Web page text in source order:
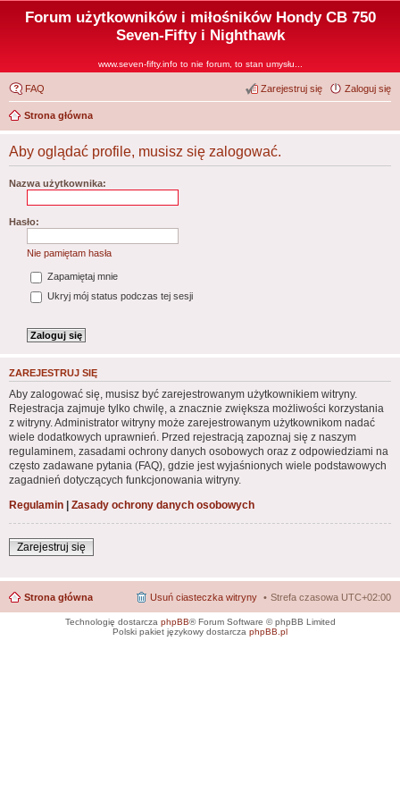
Forum użytkowników i miłośników Hondy CB 750
Seven-Fifty i Nighthawk
www.seven-fifty.info to nie forum, to stan umysłu...
FAQ Zaloguj się
Zarejestruj się
Strona główna
Aby oglądać profile, musisz się zalogować.
Nazwa użytkownika:
Hasło:
Nie pamiętam hasła
Zapamiętaj mnie
Ukryj mój status podczas tej sesji
ZAREJESTRUJ SIĘ
Aby zalogować się, musisz być zarejestrowanym użytkownikiem witryny.
Rejestracja zajmuje tylko chwilę, a znacznie zwiększa możliwości korzystania
z witryny. Administrator witryny może zarejestrowanym użytkownikom nadać
wiele dodatkowych uprawnień. Przed rejestracją zapoznaj się z naszym
regulaminem, zasadami ochrony danych osobowych oraz z odpowiedziami na
często zadawane pytania (FAQ), gdzie jest wyjaśnionych wiele podstawowych
zagadnień dotyczących funkcjonowania witryny.
Regulamin | Zasady ochrony danych osobowych
Zarejestruj się
Strona główna Strefa czasowa UTC+02:00
Usuń ciasteczka witryny
Technologię dostarcza phpBB® Forum Software © phpBB Limited
Polski pakiet językowy dostarcza phpBB.pl